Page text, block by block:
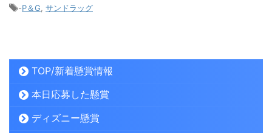
-P＆G サンドラッグ
TOP/新着懸賞情報
本日応募した懸賞
ディズニー懸賞